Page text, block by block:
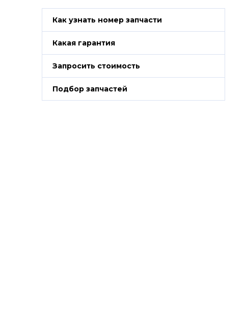
Как узнать номер запчасти
Какая гарантия
Запросить стоимость
Подбор запчастей